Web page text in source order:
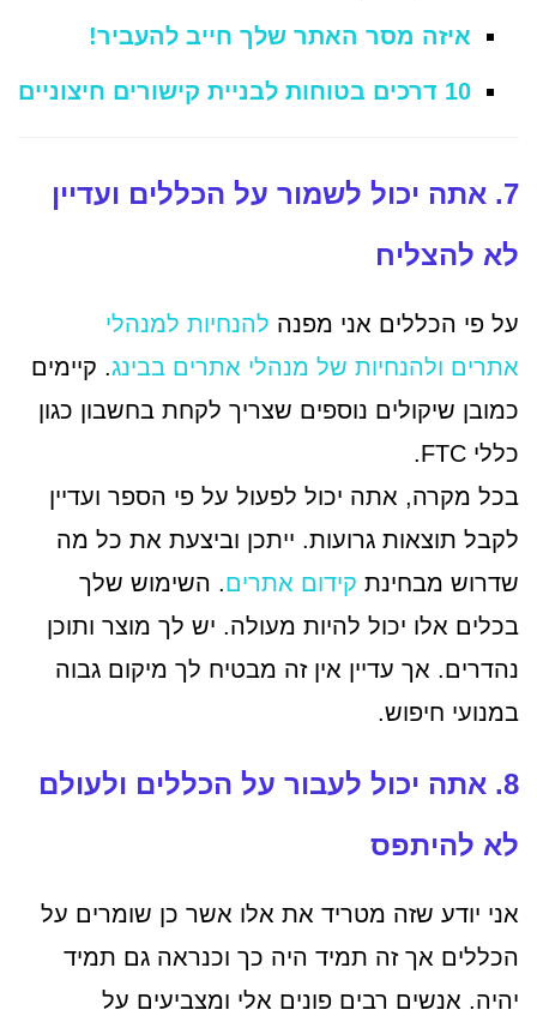
איזה מסר האתר שלך חייב להעביר!
10 דרכים בטוחות לבניית קישורים חיצוניים
7. אתה יכול לשמור על הכללים ועדיין
לא להצליח
על פי הכללים אני מפנה להנחיות למנהלי
אתרים ולהנחיות של מנהלי אתרים בבינג. קיימים
כמובן שיקולים נוספים שצריך לקחת בחשבון כגון
כללי FTC.
בכל מקרה, אתה יכול לפעול על פי הספר ועדיין
לקבל תוצאות גרועות. ייתכן וביצעת את כל מה
שדרוש מבחינת קידום אתרים. השימוש שלך
בכלים אלו יכול להיות מעולה. יש לך מוצר ותוכן
נהדרים. אך עדיין אין זה מבטיח לך מיקום גבוה
במנועי חיפוש.
8. אתה יכול לעבור על הכללים ולעולם
לא להיתפס
אני יודע שזה מטריד את אלו אשר כן שומרים על
הכללים אך זה תמיד היה כך וכנראה גם תמיד
יהיה. אנשים רבים פונים אלי ומצביעים על